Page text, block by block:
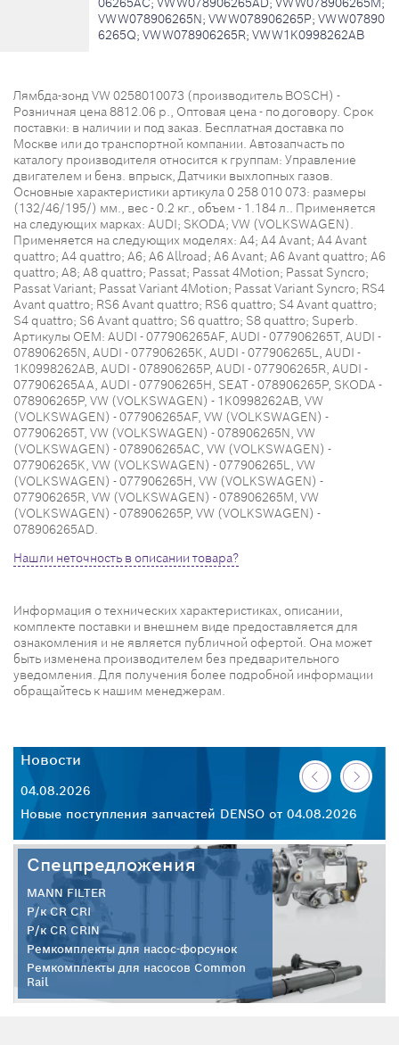
VWW078906265N; VWW078906265P; VWW07890
6265Q; VWW078906265R; VWW1K0998262AB
Лямбда-зонд VW 0258010073 (производитель BOSCH) -
Розничная цена 8812.06 р., Оптовая цена - по договору. Срок
поставки: в наличии и под заказ. Бесплатная доставка по
Москве или до транспортной компании. Автозапчасть по
каталогу производителя относится к группам: Управление
двигателем и бенз. впрыск, Датчики выхлопных газов.
Основные характеристики артикула 0 258 010 073: размеры
(132/46/195/) мм., вес - 0.2 кг., объем - 1.184 л.. Применяется
на следующих марках: AUDI; SKODA; VW (VOLKSWAGEN).
Применяется на следующих моделях: A4; A4 Avant; A4 Avant
quattro; A4 quattro; A6; A6 Allroad; A6 Avant; A6 Avant quattro; A6
quattro; A8; A8 quattro; Passat; Passat 4Motion; Passat Syncro;
Passat Variant; Passat Variant 4Motion; Passat Variant Syncro; RS4
Avant quattro; RS6 Avant quattro; RS6 quattro; S4 Avant quattro;
S4 quattro; S6 Avant quattro; S6 quattro; S8 quattro; Superb.
Артикулы OEM: AUDI - 077906265AF, AUDI - 077906265T, AUDI -
078906265N, AUDI - 077906265K, AUDI - 077906265L, AUDI -
1K0998262AB, AUDI - 078906265P, AUDI - 077906265R, AUDI -
077906265AA, AUDI - 077906265H, SEAT - 078906265P, SKODA -
078906265P, VW (VOLKSWAGEN) - 1K0998262AB, VW
(VOLKSWAGEN) - 077906265AF, VW (VOLKSWAGEN) -
077906265T, VW (VOLKSWAGEN) - 078906265N, VW
(VOLKSWAGEN) - 078906265AC, VW (VOLKSWAGEN) -
077906265K, VW (VOLKSWAGEN) - 077906265L, VW
(VOLKSWAGEN) - 077906265H, VW (VOLKSWAGEN) -
077906265R, VW (VOLKSWAGEN) - 078906265M, VW
(VOLKSWAGEN) - 078906265P, VW (VOLKSWAGEN) -
078906265AD.
Нашли неточность в описании товара?
Информация о технических характеристиках, описании,
комплекте поставки и внешнем виде предоставляется для
ознакомления и не является публичной офертой. Она может
быть изменена производителем без предварительного
уведомления. Для получения более подробной информации
обращайтесь к нашим менеджерам.
Новости
04.08.2026
Новые поступления запчастей DENSO от 04.08.2026
Спецпредложения
MANN FILTER
Р/к CR CRI
Р/к CR CRIN
Ремкомплекты для насос-форсунок
Ремкомплекты для насосов Common
Rail